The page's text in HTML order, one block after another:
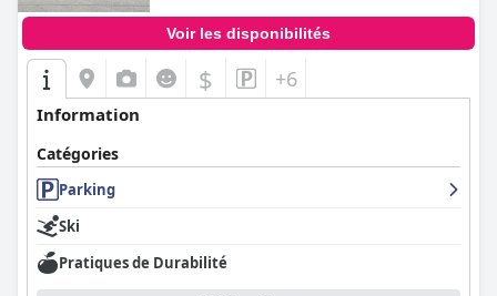
Voir les disponibilités
$ +6
Information
Catégories
Parking
Ski
Pratiques de Durabilité